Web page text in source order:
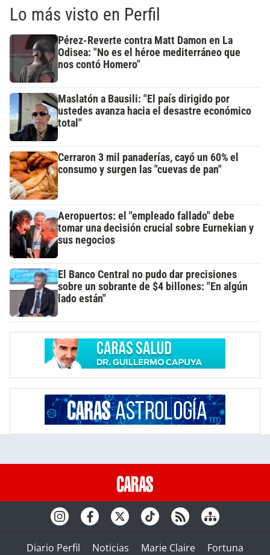
Lo más visto en Perfil
Pérez-Reverte contra Matt Damon en La
Odisea: "No es el héroe mediterráneo que
nos contó Homero"
Maslatón a Bausili: "El país dirigido por
ustedes avanza hacia el desastre económico
total"
Cerraron 3 mil panaderías, cayó un 60% el
consumo y surgen las "cuevas de pan"
Aeropuertos: el "empleado fallado" debe
tomar una decisión crucial sobre Eurnekian y
sus negocios
El Banco Central no pudo dar precisiones
sobre un sobrante de $4 billones: "En algún
lado están"
Diario Perfil Noticias Marie Claire Fortuna